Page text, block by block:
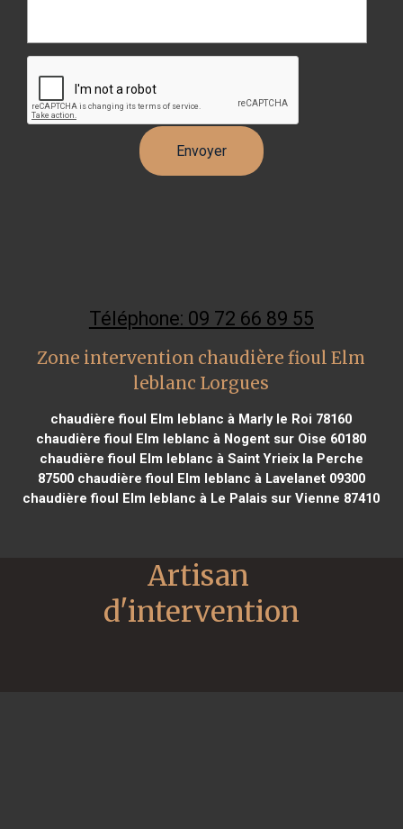
Téléphone: 09 72 66 89 55
Zone intervention chaudière fioul Elm
leblanc Lorgues
chaudière fioul Elm leblanc à Marly le Roi 78160
chaudière fioul Elm leblanc à Nogent sur Oise 60180
chaudière fioul Elm leblanc à Saint Yrieix la Perche
87500chaudière fioul Elm leblanc à Lavelanet 09300
chaudière fioul Elm leblanc à Le Palais sur Vienne 87410
Artisan
d'intervention